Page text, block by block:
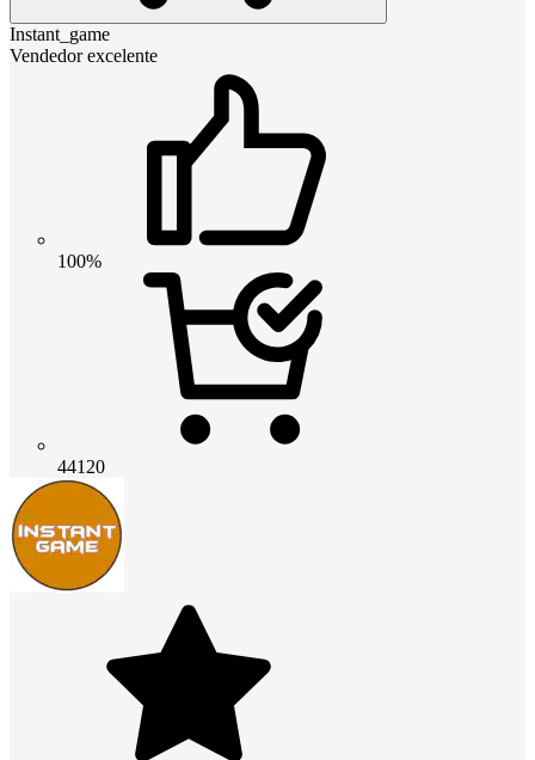
Instant_game
Vendedor excelente
100%
44120